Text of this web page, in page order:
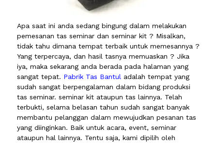
Apa saat ini anda sedang bingung dalam melakukan
pemesanan tas seminar dan seminar kit ? Misalkan,
tidak tahu dimana tempat terbaik untuk memesannya ?
Yang terpercaya, dan hasil tasnya memuaskan ? Jika
iya, maka sekarang anda berada pada halaman yang
sangat tepat. Pabrik Tas Bantul adalah tempat yang
sudah sangat berpengalaman dalam bidang produksi
tas seminar. seminar kit ataupun tas lainnya. Telah
terbukti, selama belasan tahun sudah sangat banyak
membantu pelanggan dalam mewujudkan pesanan tas
yang diinginkan. Baik untuk acara, event, seminar
ataupun hal lainnya. Tentu saja, kami dipilih oleh